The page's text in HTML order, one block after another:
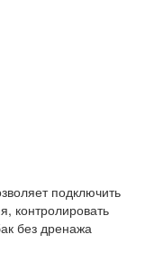
подключить
контролировать
без дренажа